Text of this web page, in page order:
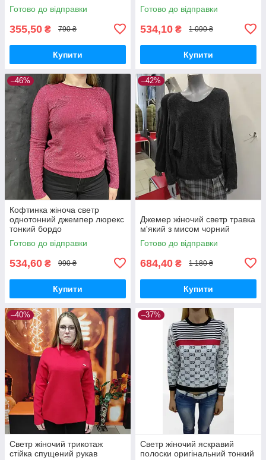
Готово до відправки
355,50 ₴ 790 ₴
Купити
Готово до відправки
534,10 ₴ 1 090 ₴
Купити
–46%
Кофтинка жіноча светр
однотонний джемпер люрекс
тонкий бордо
Готово до відправки
534,60 ₴ 990 ₴
Купити
–42%
Джемер жіночий светр травка
м'який з мисом чорний
Готово до відправки
684,40 ₴ 1 180 ₴
Купити
–40%
Светр жіночий трикотаж
стійка спущений рукав
–37%
Светр жіночий яскравий
полоски оригінальний тонкий